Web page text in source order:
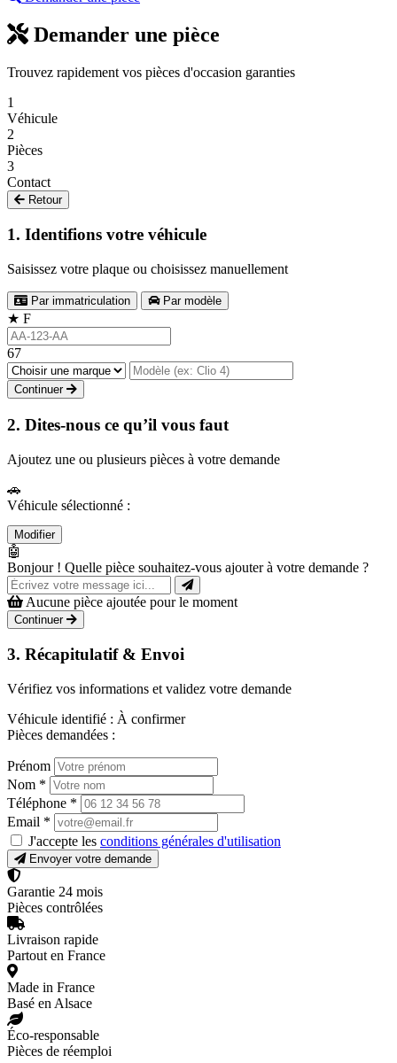
Demander une pièce
Trouvez rapidement vos pièces d'occasion garanties
1
Véhicule
2
Pièces
3
Contact
Retour
1. Identifions votre véhicule
Saisissez votre plaque ou choisissez manuellement
Par immatriculation Par modèle
★ F
67
Continuer
2. Dites-nous ce qu’il vous faut
Ajoutez une ou plusieurs pièces à votre demande
🚗
Véhicule sélectionné :
Modifier
🤖
Bonjour ! Quelle pièce souhaitez-vous ajouter à votre demande ?
Aucune pièce ajoutée pour le moment
Continuer
3. Récapitulatif & Envoi
Vérifiez vos informations et validez votre demande
Véhicule identifié : À confirmer
Pièces demandées :
Prénom
Nom *
Téléphone *
Email *
J'accepte les conditions générales d'utilisation
Envoyer votre demande
Garantie 24 mois
Pièces contrôlées
Livraison rapide
Partout en France
Made in France
Basé en Alsace
Éco-responsable
Pièces de réemploi